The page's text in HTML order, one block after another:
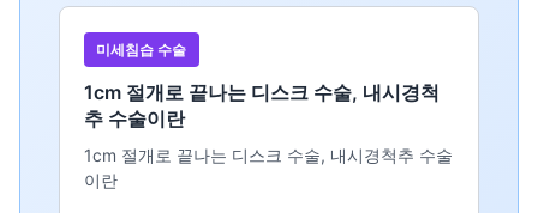
미세침습 수술
1cm 절개로 끝나는 디스크 수술, 내시경척
추 수술이란
1cm 절개로 끝나는 디스크 수술, 내시경척추 수술
이란